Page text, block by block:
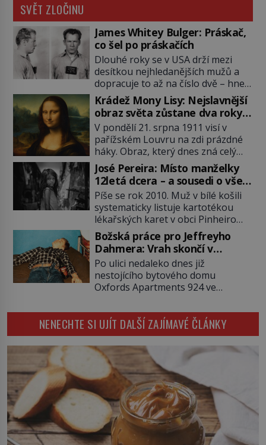
SVĚT ZLOČINU
James Whitey Bulger: Práskač,
co šel po práskačích
Dlouhé roky se v USA drží mezi
desítkou nejhledanějších mužů a
dopracuje to až na číslo dvě – hned
po Usámovi bin Ládinovi (1957–
2011). To je James „Whitey“ Bulger
(1929–2018) viněný ze spoluúčasti
na 19 vraždách, vydírání a lichvy. A
samozřejmě, krom toho je ještě
drogový dealer, který neváhá
odstranit z cesty všechny práskače,
zatímco […]
Krádež Mony Lisy: Nejslavnější
obraz světa zůstane dva roky
nezvěstný
V pondělí 21. srpna 1911 visí v
pařížském Louvru na zdi prázdné
háky. Obraz, který dnes zná celý
svět, je pryč. Zpočátku si nikdo
nemyslí, že jde o krádež.
Zaměstnanci jsou přesvědčeni, že
Mona Lisa je jen v restaurátorské
dílně nebo u fotografa. Když se
ukáže pravda, propukne jeden z
největších honů na zloděje v […]
José Pereira: Místo manželky
12letá dcera – a sousedi o všem
vědí!
Píše se rok 2010. Muž v bílé košili
systematicky listuje kartotékou
lékařských karet v obci Pinheiro
ležící asi 20 kilometrů od farmy s
podivínským majitelem. Něco tu
nesedí. Ledaže… Ledaže by ta
mladá dívka z farmy byla ne
manželkou, ale dcerou – a všechny
ty děti byly zplozené v incestu. Na
Božská práce pro Jeffreyho
Dahmera: Vrah skončí v
tratolišti krve ve vězeňských
umývárnách
Po ulici nedaleko dnes již
nestojícího bytového domu
Oxfords Apartments 924 ve
potácí zcela zmatený 14letý
Konerak Sinthasomphone. Když ho
zastaví policejní hlídka, ochable jí
nadiktuje adresu „jeho kamaráda“.
Strážníci ho dopraví zpět do
udaného bytu. Oním „kamarádem“
je ovšem jeden z nejslavnějších
vrahů, Jeffrey Dahmer (1960–1994).
Je 27. května 1991. […]
NENECHTE SI UJÍT DALŠÍ ZAJÍMAVÉ ČLÁNKY